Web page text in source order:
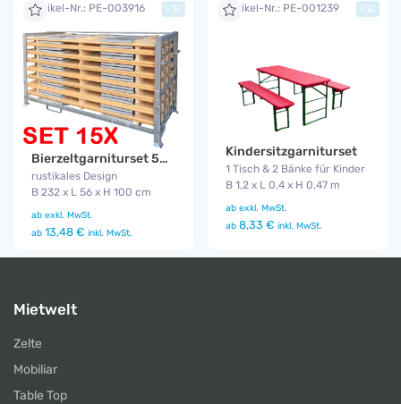
Artikel-Nr.: PE-003916
Bierzeltgarniturset 50 cm Gala 15er Set
rustikales Design
B 232 x L 56 x H 100 cm
ab exkl. MwSt.
ab 13,48 € inkl. MwSt.
+ Artikel-Nr.: PE-001239
Kindersitzgarniturset
1 Tisch & 2 Bänke für Kinder
B 1,2 x L 0,4 x H 0,47 m
ab exkl. MwSt.
ab 8,33 € inkl. MwSt.
+
Mietwelt
Zelte
Mobiliar
Table Top